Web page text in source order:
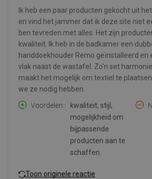
Ik heb een paar producten gekocht uit
en vind het jammer dat ik deze site niet
ben tevreden met alles. Het zijn
kwaliteit. Ik heb in de badkamer een
handdoekhouder Remo geïnstalleerd en
vlak naast de wastafel. Zo'n set
maakt het mogelijk om textiel te
we ze nodig hebben.
Voordelen:
kwaliteit, stijl,
mogelijkheid om
bijpassende
producten aan te
schaffen.
Toon originele reactie